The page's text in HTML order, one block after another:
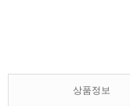
상품정보